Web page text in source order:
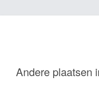
Andere plaatsen